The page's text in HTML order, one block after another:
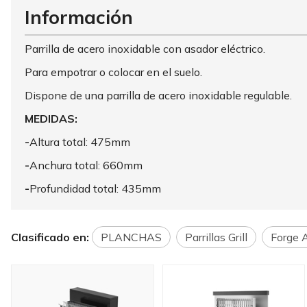
Información
Parrilla de acero inoxidable con asador eléctrico.
Para empotrar o colocar en el suelo.
Dispone de una parrilla de acero inoxidable regulable.
MEDIDAS:
-Altura total: 475mm
-Anchura total: 660mm
-Profundidad total: 435mm
Clasificado en: PLANCHAS Parrillas Grill Forge